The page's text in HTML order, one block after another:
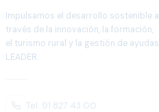
Impulsamos el desarrollo sostenible a
través de la innovación, la formación,
el turismo rural y la gestión de ayudas
LEADER.
Tel. 91 827 43 00